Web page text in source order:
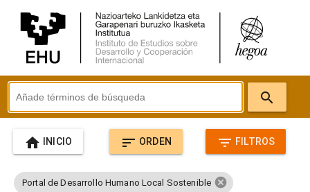
search
home INICIO sort ORDEN filter_list FILTROS
Portal de Desarrollo Humano Local Sostenible cancel